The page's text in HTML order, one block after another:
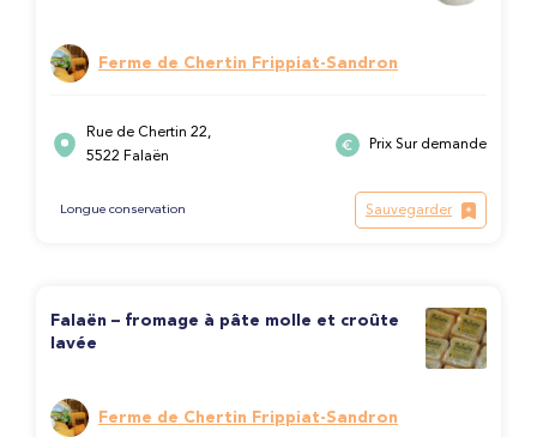
Ferme de Chertin Frippiat-Sandron
Rue de Chertin 22,
5522 Falaën
Prix Sur demande
Longue conservation Sauvegarder
Falaën – fromage à pâte molle et croûte
lavée
Ferme de Chertin Frippiat-Sandron